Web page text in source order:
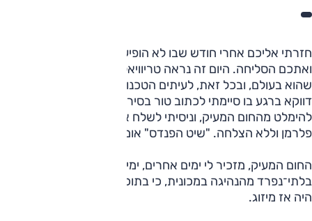
חזרתי אליכם אחרי חודש שבו לא הופיע הטור שלי כאן בעיתון
ואתכם הסליחה. היום זה נראה טריוויאלי לשלוח טור מכל מקום
שהוא בעולם, ובכל זאת, לעיתים הטכנולוגיה מאכזבת. לי זה קרה
דווקא ברגע בו סיימתי לכתוב טור בסירה בלב ים בה הפלגתי כדי
להימלט מהחום המעיק, וניסיתי לשלח אותו לעורך המגזין י.
פלרמן וללא הצלחה. "שיט הפנדס" אומרים באנגלית.
החום המעיק, מזכיר לי ימים אחרים, ימים בהם הוא היה חלק
בלתי־נפרד מהנהיגה במכונית, כי בתוכה היה מאוד מאוד חם. לא
היה אז מיזוג.